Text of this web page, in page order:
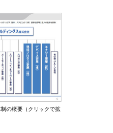
の概要（クリックで拡